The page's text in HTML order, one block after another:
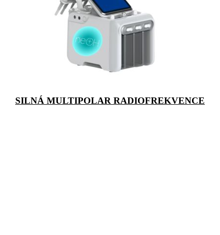
SILNÁ MULTIPOLAR RADIOFREKVENCE